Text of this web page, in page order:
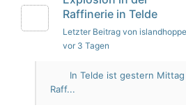
Raffinerie in Telde
Letzter Beitrag von
vor 3 Tagen
In Telde ist gestern
Raff...